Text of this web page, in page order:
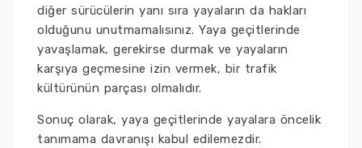
diğer sürücülerin yanı sıra yayaların da hakları
olduğunu unutmamalısınız. Yaya geçitlerinde
yavaşlamak, gerekirse durmak ve yayaların
karşıya geçmesine izin vermek, bir trafik
kültürünün parçası olmalıdır.
Sonuç olarak, yaya geçitlerinde yayalara öncelik
tanımama davranışı kabul edilemezdir.